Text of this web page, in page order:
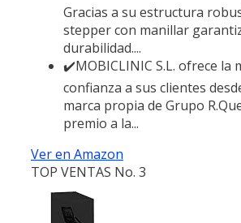
Gracias a su estructura
stepper con manillar
durabilidad....
✔️MOBICLINIC S.L. ofrece la
confianza a sus clientes
marca propia de Grupo
premio a la...
Ver en Amazon
TOP VENTAS No. 3